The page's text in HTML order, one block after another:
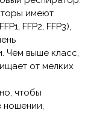
имеют
FFP2, FFP3),
Чем выше класс,
от мелких
чтобы
ношении,